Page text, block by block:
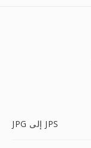
JPG إلى JPS